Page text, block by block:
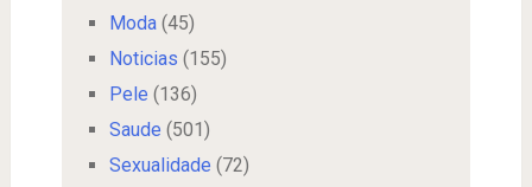
Moda(45)
Noticias (155)
Pele (136)
Saude (501)
Sexualidade (72)